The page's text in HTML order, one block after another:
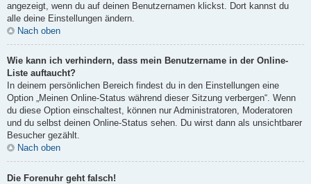
angezeigt, wenn du auf deinen Benutzernamen klickst. Dort kannst du
alle deine Einstellungen ändern.
Nach oben
Wie kann ich verhindern, dass mein Benutzername in der Online-
Liste auftaucht?
In deinem persönlichen Bereich findest du in den Einstellungen eine
Option „Meinen Online-Status während dieser Sitzung verbergen“. Wenn
du diese Option einschaltest, können nur Administratoren, Moderatoren
und du selbst deinen Online-Status sehen. Du wirst dann als unsichtbarer
Besucher gezählt.
Nach oben
Die Forenuhr geht falsch!